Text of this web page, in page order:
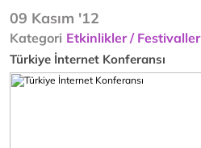
09 Kasım '12
Kategori Etkinlikler / Festivaller
Türkiye İnternet Konferansı